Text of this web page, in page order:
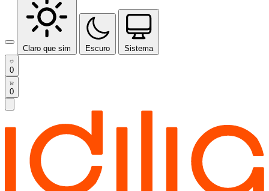
Claro que sim Escuro Sistema
0
0